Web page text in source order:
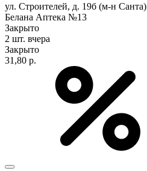
ул. Строителей, д. 19б (м-н Санта)
Белана Аптека №13
Закрыто
2 шт. вчера
Закрыто
31,80 р.